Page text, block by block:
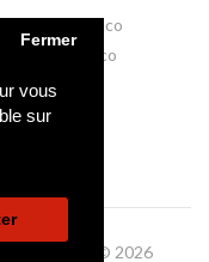
vous
sur
Fermer
de Monaco
98000 Monaco
50
45
de Monaco © 2026